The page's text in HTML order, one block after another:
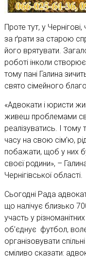
Проте тут, у
за ґрати за старою
його врятувати.
роботі інколи
тому пані Галина
свято сімейного
«Адвокати і юристи
живеш проблемами
реалізуватись. І
часу на свою сім’ю,
побажати, щоб у них
своєї родини», –
Чернігівської області.
Сьогодні Рада
що налічує близько
участь у
об’єднує футбол,
організовувати
сміливо сказати: